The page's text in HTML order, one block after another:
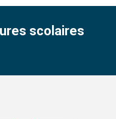
scolaires